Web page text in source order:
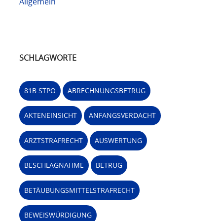
SCHLAGWORTE
81B STPO ABRECHNUNGSBETRUG
AKTENEINSICHT ANFANGSVERDACHT
ARZTSTRAFRECHT AUSWERTUNG
BESCHLAGNAHME BETRUG
BETÄUBUNGSMITTELSTRAFRECHT
BEWEISWÜRDIGUNG